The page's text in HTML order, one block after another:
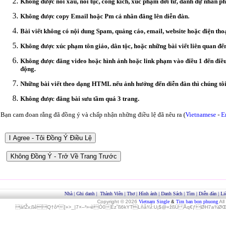
Không được copy Email hoặc Pm cá nhân đăng lên diễn đàn.
Bài viết không có nội dung Spam, quảng cáo, email, website hoặc điện
Không được xúc phạm tôn giáo, dân tộc, hoặc những bài viết liên quan
Không được đăng video hoặc hình ảnh hoặc link phạm vào điều 1 đến
động.
Những bài viết theo dạng HTML nếu ảnh hưởng đến diễn đàn thì chúng
Không được đăng bài sưu tầm quá 3 trang.
Bạn cam đoan rằng đã đồng ý và chấp nhận những điều lệ đã nêu ra (Vietnamese -
Nhà | Ghi danh | Thành Viên | Thơ| Hình ảnh | Danh Sách | Tìm | Diễn đàn |
Copyright © 2026 Vietnam Single& Tim ban bon phuong All
áfŽv‚ßêQ†ôª[»>_|7×–²»‹èÓ0Èz˜ß6kYTLñå¾Î:U¡$@«žßÜ